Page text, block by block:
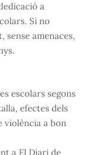
a
Si no
amenaces,
escolars segons
efectes dels
violència a bon
a El Diari de